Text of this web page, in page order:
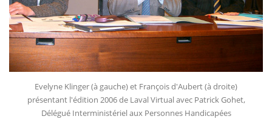
Evelyne Klinger (à gauche) et François d'Aubert (à droite)
présentant l'édition 2006 de Laval Virtual avec Patrick Gohet,
Délégué Interministériel aux Personnes Handicapées